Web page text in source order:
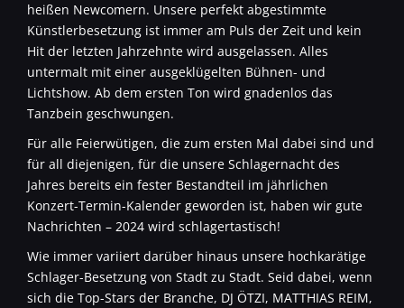
heißen Newcomern. Unsere perfekt abgestimmte
Künstlerbesetzung ist immer am Puls der Zeit und kein
Hit der letzten Jahrzehnte wird ausgelassen. Alles
untermalt mit einer ausgeklügelten Bühnen- und
Lichtshow. Ab dem ersten Ton wird gnadenlos das
Tanzbein geschwungen.
Für alle Feierwütigen, die zum ersten Mal dabei sind und
für all diejenigen, für die unsere Schlagernacht des
Jahres bereits ein fester Bestandteil im jährlichen
Konzert-Termin-Kalender geworden ist, haben wir gute
Nachrichten – 2024 wird schlagertastisch!
Wie immer variiert darüber hinaus unsere hochkarätige
Schlager-Besetzung von Stadt zu Stadt. Seid dabei, wenn
sich die Top-Stars der Branche, DJ ÖTZI, MATTHIAS REIM,